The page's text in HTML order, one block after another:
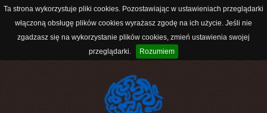
Ta strona wykorzystuje pliki cookies. Pozostawiając w ustawieniach przeglądarki
włączoną obsługę plików cookies wyrażasz zgodę na ich użycie. Jeśli nie
zgadzasz się na wykorzystanie plików cookies, zmień ustawienia swojej
przeglądarki.
Rozumiem